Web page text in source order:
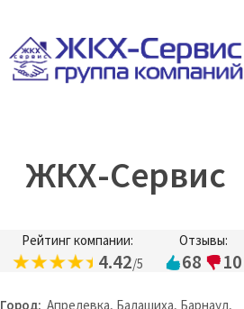
ЖКХ-Сервис
Рейтинг компании:
4.42/5
Отзывы:
68 10
Город: Апрелевка, Балашиха, Барнаул,